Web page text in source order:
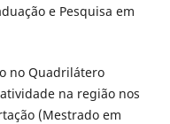
e Pesquisa em
no Quadrilátero
na região nos
(Mestrado em